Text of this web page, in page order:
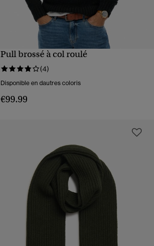
Pull brossé à col roulé
(4)
Disponible en dautres coloris
€99.99